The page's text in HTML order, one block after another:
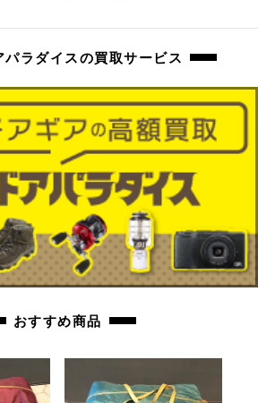
パラダイスの買取サービス
おすすめ商品